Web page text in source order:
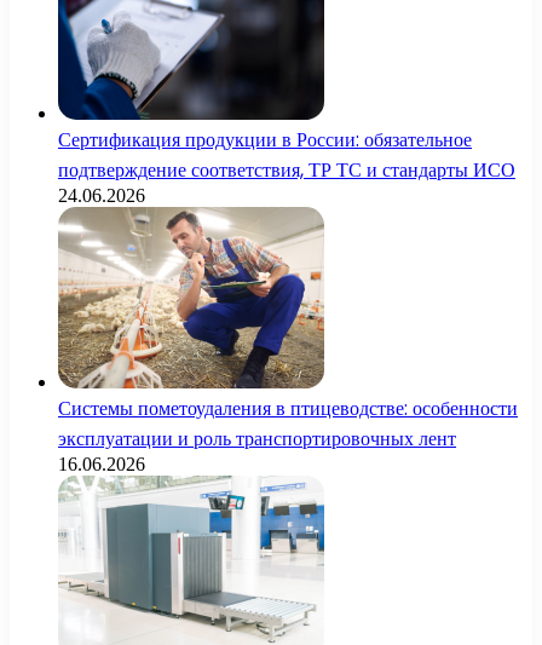
Сертификация продукции в России: обязательное
подтверждение соответствия, ТР ТС и стандарты ИСО
24.06.2026
Системы пометоудаления в птицеводстве: особенности
эксплуатации и роль транспортировочных лент
16.06.2026